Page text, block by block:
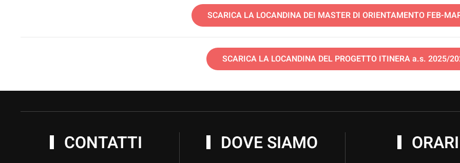
SCARICA LA LOCANDINA DEI MASTER DI ORIENTAMENTO FEB-
SCARICA LA LOCANDINA DEL PROGETTO ITINERA a.s. 2025/
CONTATTI DOVE SIAMO ORARI